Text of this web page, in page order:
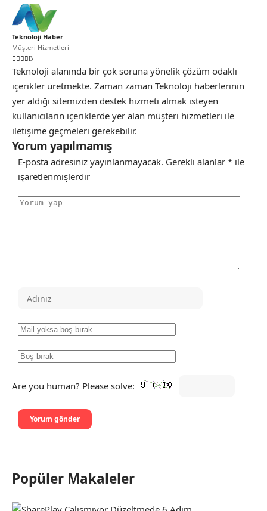
Teknoloji Haber
Müşteri Hizmetleri
Teknoloji alanında bir çok soruna yönelik çözüm odaklı
içerikler üretmekte. Zaman zaman Teknoloji haberlerinin
yer aldığı sitemizden destek hizmeti almak isteyen
kullanıcıların içeriklerde yer alan müşteri hizmetleri ile
iletişime geçmeleri gerekebilir.
Yorum yapılmamış
E-posta adresiniz yayınlanmayacak. Gerekli alanlar * ile
işaretlenmişlerdir
Are you human? Please solve:
Popüler Makaleler